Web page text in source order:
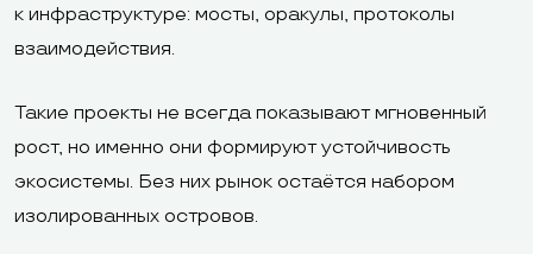
к инфраструктуре: мосты, оракулы, протоколы
взаимодействия.
Такие проекты не всегда показывают мгновенный
рост, но именно они формируют устойчивость
экосистемы. Без них рынок остаётся набором
изолированных островов.